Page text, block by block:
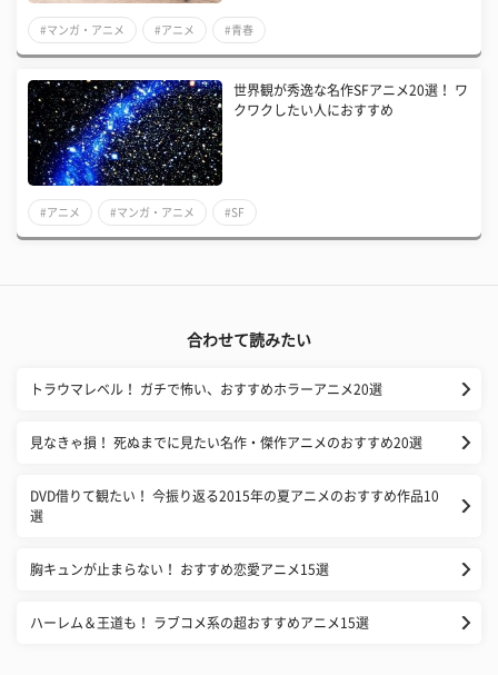
#マンガ・アニメ #アニメ #青春
世界観が秀逸な名作SFアニメ20選！ ワ
クワクしたい人におすすめ
#アニメ #マンガ・アニメ #SF
合わせて読みたい
トラウマレベル！ ガチで怖い、おすすめホラーアニメ20選
見なきゃ損！ 死ぬまでに見たい名作・傑作アニメのおすすめ20選
DVD借りて観たい！ 今振り返る2015年の夏アニメのおすすめ作品10
選
胸キュンが止まらない！ おすすめ恋愛アニメ15選
ハーレム＆王道も！ ラブコメ系の超おすすめアニメ15選